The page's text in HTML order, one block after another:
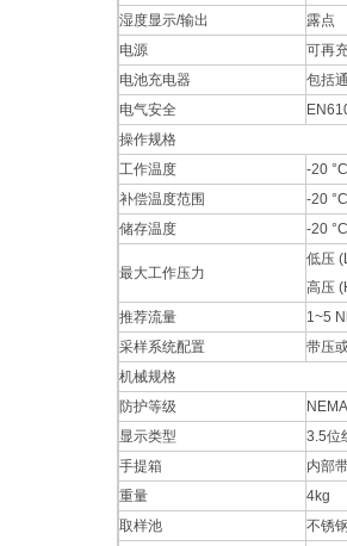
湿度显示/输出
露点
电源
可再
电池充电器
包括
电气安全
操作规格
工作温度
-20
补偿温度范围
-20
储存温度
-20
最大工作压力
低压
高压
推荐流量
1~5
采样系统配置
带压
机械规格
防护等级
显示类型
3.5位
手提箱
内部
重量
4kg
取样池
不锈